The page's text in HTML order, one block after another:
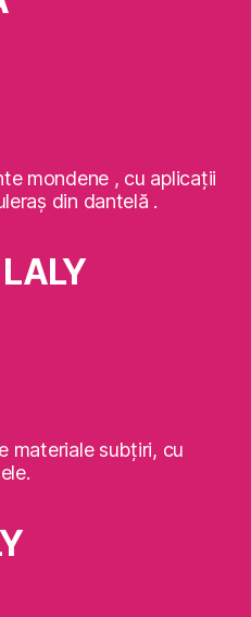
mondene , cu aplicaţii
din dantelă .
materiale subţiri, cu